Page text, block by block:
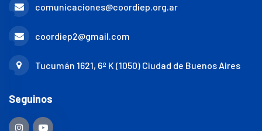
comunicaciones@coordiep.org.ar
coordiep2@gmail.com
Tucumán 1621, 6º K (1050) Ciudad de Buenos Aires
Seguinos